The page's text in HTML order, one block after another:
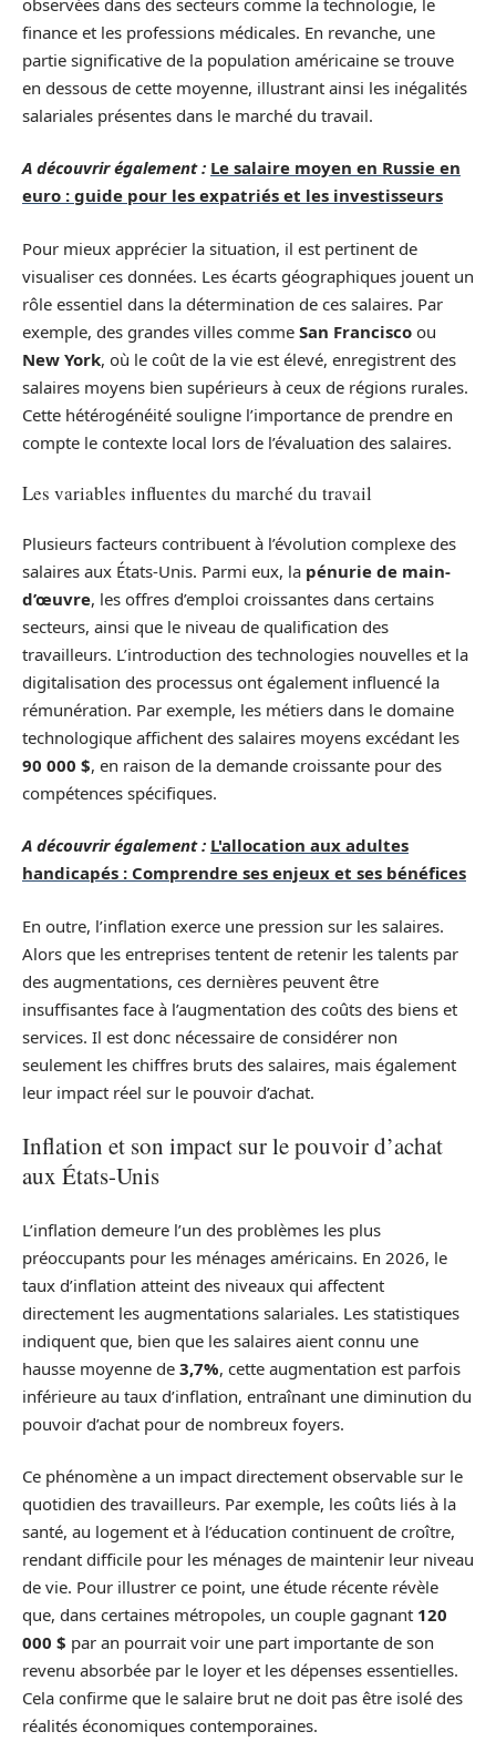
finance et les professions médicales. En revanche, une
partie significative de la population américaine se trouve
en dessous de cette moyenne, illustrant ainsi les inégalités
salariales présentes dans le marché du travail.
A découvrir également : Le salaire moyen en Russie en
euro : guide pour les expatriés et les investisseurs
Pour mieux apprécier la situation, il est pertinent de
visualiser ces données. Les écarts géographiques jouent un
rôle essentiel dans la détermination de ces salaires. Par
exemple, des grandes villes comme San Francisco ou
New York, où le coût de la vie est élevé, enregistrent des
salaires moyens bien supérieurs à ceux de régions rurales.
Cette hétérogénéité souligne l’importance de prendre en
compte le contexte local lors de l’évaluation des salaires.
Les variables influentes du marché du travail
Plusieurs facteurs contribuent à l’évolution complexe des
salaires aux États-Unis. Parmi eux, la pénurie de main-
d’œuvre, les offres d’emploi croissantes dans certains
secteurs, ainsi que le niveau de qualification des
travailleurs. L’introduction des technologies nouvelles et la
digitalisation des processus ont également influencé la
rémunération. Par exemple, les métiers dans le domaine
technologique affichent des salaires moyens excédant les
90 000 $, en raison de la demande croissante pour des
compétences spécifiques.
A découvrir également : L'allocation aux adultes
handicapés : Comprendre ses enjeux et ses bénéfices
En outre, l’inflation exerce une pression sur les salaires.
Alors que les entreprises tentent de retenir les talents par
des augmentations, ces dernières peuvent être
insuffisantes face à l’augmentation des coûts des biens et
services. Il est donc nécessaire de considérer non
seulement les chiffres bruts des salaires, mais également
leur impact réel sur le pouvoir d’achat.
Inflation et son impact sur le pouvoir d’achat
aux États-Unis
L’inflation demeure l’un des problèmes les plus
préoccupants pour les ménages américains. En 2026, le
taux d’inflation atteint des niveaux qui affectent
directement les augmentations salariales. Les statistiques
indiquent que, bien que les salaires aient connu une
hausse moyenne de 3,7%, cette augmentation est parfois
inférieure au taux d’inflation, entraînant une diminution du
pouvoir d’achat pour de nombreux foyers.
Ce phénomène a un impact directement observable sur le
quotidien des travailleurs. Par exemple, les coûts liés à la
santé, au logement et à l’éducation continuent de croître,
rendant difficile pour les ménages de maintenir leur niveau
de vie. Pour illustrer ce point, une étude récente révèle
que, dans certaines métropoles, un couple gagnant 120
000 $ par an pourrait voir une part importante de son
revenu absorbée par le loyer et les dépenses essentielles.
Cela confirme que le salaire brut ne doit pas être isolé des
réalités économiques contemporaines.